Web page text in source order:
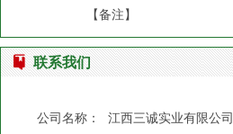
【备注】
联系我们
公司名称：
江西三诚实业有限公司